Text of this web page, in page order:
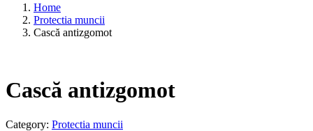
Home
Protectia muncii
Cască antizgomot
Cască antizgomot
Category: Protectia muncii